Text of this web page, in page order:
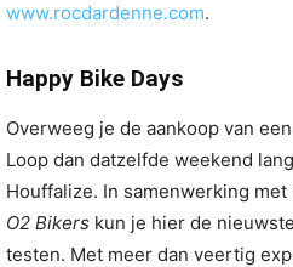
www.rocdardenne.com.
Happy Bike Days
Overweeg je de aankoop van
Loop dan datzelfde weekend
Houffalize. In samenwerking
O2 Bikers kun je hier de
testen. Met meer dan veertig